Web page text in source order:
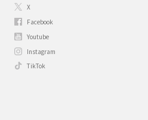
X
Facebook
Youtube
Instagram
TikTok